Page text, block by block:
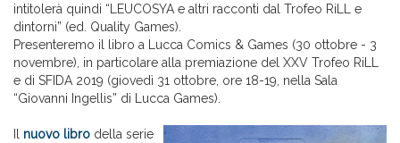
intitolerà quindi “LEUCOSYA e altri racconti dal Trofeo RiLL e
dintorni” (ed. Quality Games).
Presenteremo il libro a Lucca Comics & Games (30 ottobre - 3
novembre), in particolare alla premiazione del XXV Trofeo RiLL
e di SFIDA 2019 (giovedì 31 ottobre, ore 18-19, nella Sala
“Giovanni Ingellis” di Lucca Games).
nuovo libro della serie